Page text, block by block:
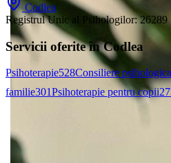
Codlea
Registrul Unic al Psihologilor:26289
Servicii oferite în Codlea
Psihoterapie528Consiliere psihologica
familie301Psihoterapie pentru copii